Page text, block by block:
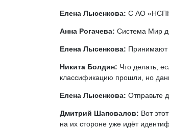
Елена Лысенкова: С АО
Анна Рогачева: Система Мир
Елена Лысенкова:
Никита Болдин: Что делать,
классификацию прошли, но
Елена Лысенкова: Отправьте
Дмитрий Шаповалов: Вот
на их стороне уже идёт